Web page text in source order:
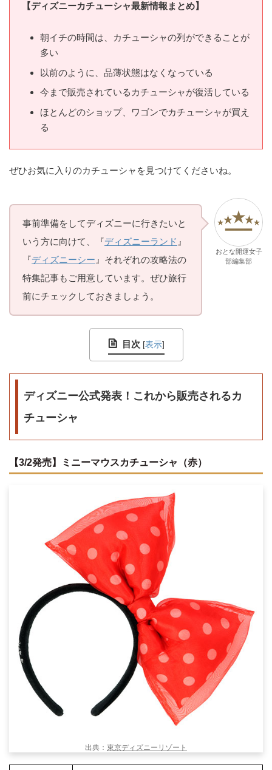
【ディズニーカチューシャ最新情報まとめ】
朝イチの時間は、カチューシャの列ができることが
多い
以前のように、品薄状態はなくなっている
今まで販売されているカチューシャが復活している
ほとんどのショップ、ワゴンでカチューシャが買え
る
ぜひお気に入りのカチューシャを見つけてくださいね。
事前準備をしてディズニーに行きたいと
いう方に向けて、『ディズニーランド 』
『ディズニーシー』それぞれの攻略法の
特集記事もご用意しています。ぜひ旅行
前にチェックしておきましょう。
おとな開運女子
部編集部
目次 [表示]
ディズニー公式発表！これから販売されるカ
チューシャ
【3/2発売】ミニーマウスカチューシャ（赤）
出典： 東京ディズニーリゾート